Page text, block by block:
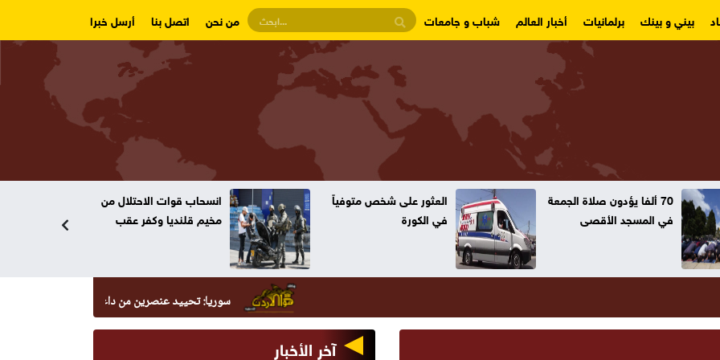
بيني و بينك برلمانيات أخبار العالم شباب و جامعات من نحن اتصل بنا أرسل خبرا
70 ألفا يؤدون صلاة الجمعة
في المسجد الأقصى
العثور على شخص متوفياً
في الكورة
انسحاب قوات الاحتلال من
مخيم قلنديا وكفر عقب
سوريا: تحييد عنصرين من داعش حاولا زرع عبوة في السيدة
آخر الأخبار